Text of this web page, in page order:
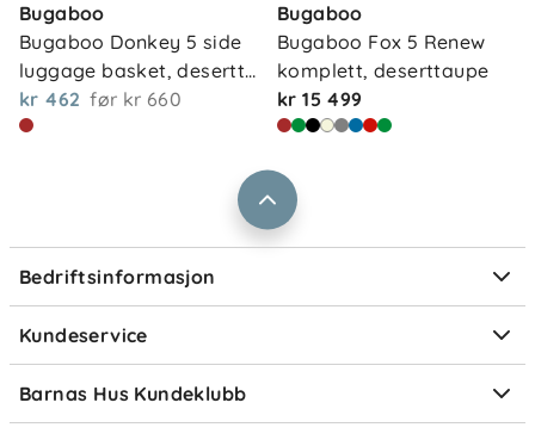
Bugaboo
Bugaboo Donkey 5 side
luggage basket, desertt…
kr 462 før kr 660
Bugaboo
Bugaboo Fox 5 Renew
komplett, deserttaupe
kr 15 499
Bedriftsinformasjon
Våre butikker
Vårt samfunnsansvar
Jobbe i Barnas Hus
Størrelsesguider
Kundeservice
Frakt og levering
Retur og reklamasjon
Ofte stilte spørsmål
Om Klarna
Barnas Hus Kundeklubb
Medlemsvilkår